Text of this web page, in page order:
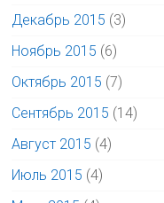
Декабрь 2015 (3)
Ноябрь 2015 (6)
Октябрь 2015 (7)
Сентябрь 2015 (14)
Август 2015 (4)
Июль 2015 (4)